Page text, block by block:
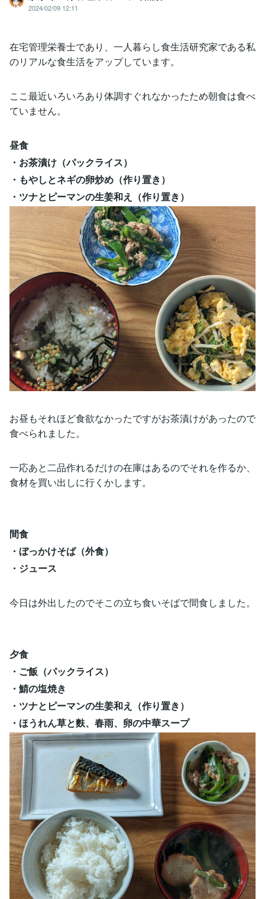
2024/02/09 12:11
在宅管理栄養士であり、一人暮らし食生活研究家である私
のリアルな食生活をアップしています。
ここ最近いろいろあり体調すぐれなかったため朝食は食べ
ていません。
昼食
・お茶漬け（パックライス）
・もやしとネギの卵炒め（作り置き）
・ツナとピーマンの生姜和え（作り置き）
お昼もそれほど食欲なかったですがお茶漬けがあったので
食べられました。
一応あと二品作れるだけの在庫はあるのでそれを作るか、
食材を買い出しに行くかします。
間食
・ぼっかけそば（外食）
・ジュース
今日は外出したのでそこの立ち食いそばで間食しました。
夕食
・ご飯（パックライス）
・鯖の塩焼き
・ツナとピーマンの生姜和え（作り置き）
・ほうれん草と麩、春雨、卵の中華スープ